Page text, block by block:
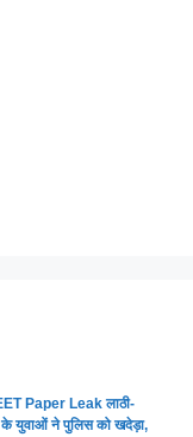
Paper Leak लाठी-
के युवाओं ने पुलिस को खदेड़ा,